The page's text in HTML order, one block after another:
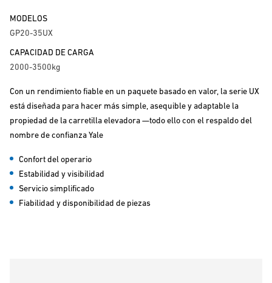
MODELOS
GP20-35UX
CAPACIDAD DE CARGA
2000-3500kg
Con un rendimiento fiable en un paquete basado en valor, la serie UX
está diseñada para hacer más simple, asequible y adaptable la
propiedad de la carretilla elevadora —todo ello con el respaldo del
nombre de confianza Yale
Confort del operario
Estabilidad y visibilidad
Servicio simplificado
Fiabilidad y disponibilidad de piezas